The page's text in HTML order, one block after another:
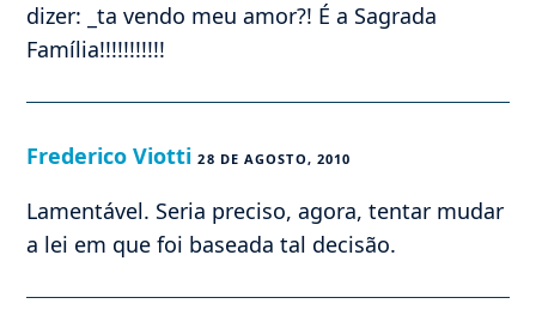
dizer: _ta vendo meu amor?! É a Sagrada
Família!!!!!!!!!!!
Frederico Viotti 28 DE AGOSTO, 2010
Lamentável. Seria preciso, agora, tentar mudar
a lei em que foi baseada tal decisão.